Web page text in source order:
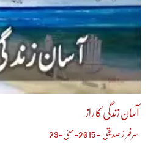
آسان زندگی کا راز
سرفراز صدیقی - 2015-مئی-29